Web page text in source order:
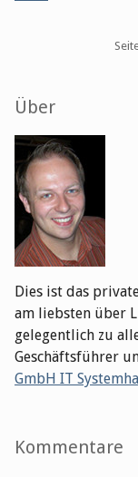
Seitenleiste
Über
Dies ist das
am liebsten über
gelegentlich zu
Geschäftsführer
GmbH IT
Kommentare